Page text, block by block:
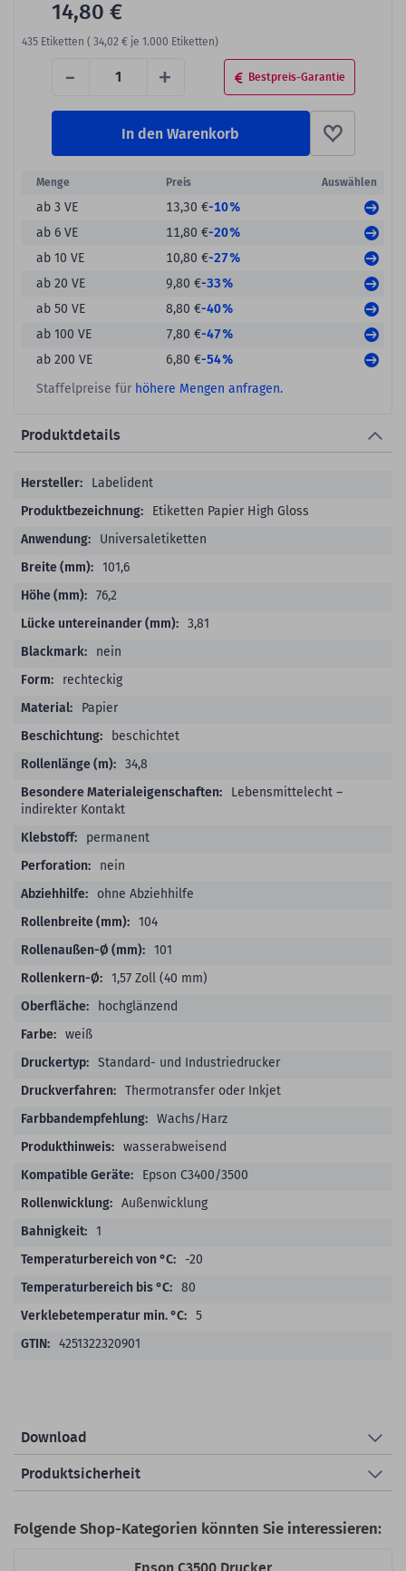
- + Bestpreis-Garantie
14,80 €
435 Etiketten ( 34,02 € je 1.000 Etiketten)
In den Warenkorb
Menge Preis Auswählen
ab 3 VE 13,30 €-10%
ab 6 VE
11,80 €-20%
ab 10 VE
10,80 €-27%
ab 20 VE
9,80 €-33%
ab 50 VE
8,80 €-40%
ab 100 VE
7,80 €-47%
ab 200 VE
6,80 €-54%
Staffelpreise für höhere Mengen anfragen.
Produktdetails
ProduktdetailsLabelident
Etiketten Papier High Gloss
Universaletiketten
101,6
76,2
3,81
nein
rechteckig
Papier
beschichtet
34,8
Lebensmittelecht –
indirekter Kontakt
permanent
nein
ohne Abziehhilfe
104
101
1,57 Zoll (40 mm)
hochglänzend
weiß
Standard- und Industriedrucker
Thermotransfer oder Inkjet
Wachs/Harz
wasserabweisend
Epson C3400/3500
Außenwicklung
1
-20
80
5
4251322320901
Download
Produktsicherheit
Folgende Shop-Kategorien könnten Sie interessieren: